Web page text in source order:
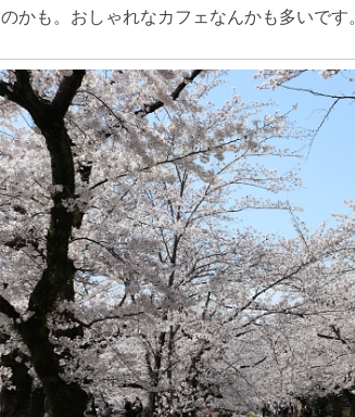
のかも。おしゃれなカフェなんかも多いです。